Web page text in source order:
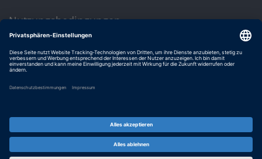
Nutzungsbedingungen
Impressum & Allgemeine Geschäftsbedingungen